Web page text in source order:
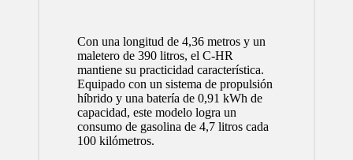
Con una longitud de 4,36 metros y un
maletero de 390 litros, el C-HR
mantiene su practicidad característica.
Equipado con un sistema de propulsión
híbrido y una batería de 0,91 kWh de
capacidad, este modelo logra un
consumo de gasolina de 4,7 litros cada
100 kilómetros.